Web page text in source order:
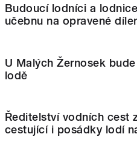
Budoucí lodníci a
učebnu na opravené
U Malých Žernosek
lodě
Ředitelství vodních cest
cestující i posádky lodí